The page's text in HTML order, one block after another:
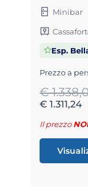
Minibar
Esp.
Prezzo a
€
€ 1.311,24
Il prezzo